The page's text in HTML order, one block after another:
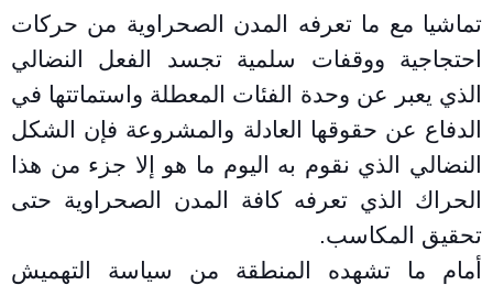
تماشيا مع ما تعرفه المدن الصحراوية من حركات
احتجاجية ووقفات سلمية تجسد الفعل النضالي
الذي يعبر عن وحدة الفئات المعطلة واستماتتها في
الدفاع عن حقوقها العادلة والمشروعة فإن الشكل
النضالي الذي نقوم به اليوم ما هو إلا جزء من هذا
الحراك الذي تعرفه كافة المدن الصحراوية حتى
تحقيق المكاسب.
أمام ما تشهده المنطقة من سياسة التهميش